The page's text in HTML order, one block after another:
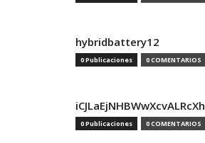
hybridbattery12
0 Publicaciones 0 COMENTARIOS
iCJLaEjNHBWwXcvALRcXh
0 Publicaciones 0 COMENTARIOS